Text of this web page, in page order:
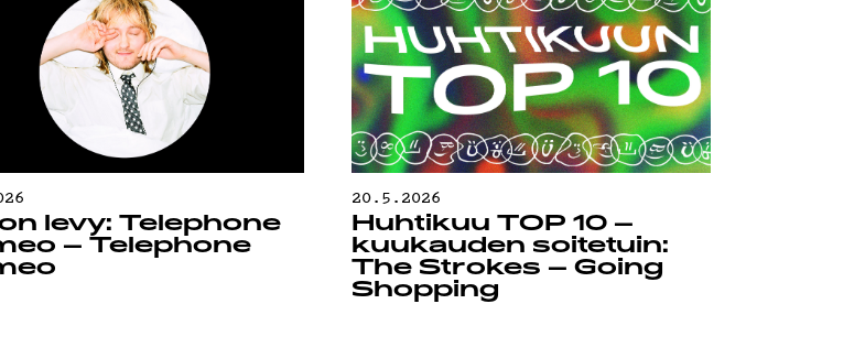
levy: Telephone
– Telephone
20.5.2026
Huhtikuu TOP 10 –
kuukauden soitetuin:
The Strokes – Going
Shopping